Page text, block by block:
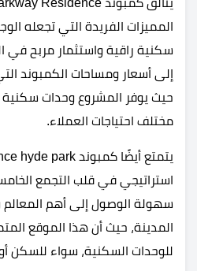
المميزات الفريدة التي تجعله
سكنية راقية واستثمار مربح في
إلى أسعار ومساحات الكمبوند
حيث يوفر المشروع وحدات
مختلف احتياجات العملاء.
استراتيجي في قلب التجمع
سهولة الوصول إلى أهم المعالم
المدينة، حيث أن هذا الموقع
للوحدات السكنية، سواء للسكن أو